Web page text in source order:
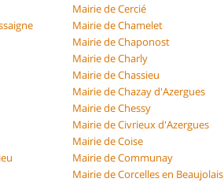
Mairie de Cercié
Mairie de Chamelet
Mairie de Chaponost
Mairie de Charly
Mairie de Chassieu
Mairie de Chazay d'Azergues
Mairie de Chessy
Mairie de Civrieux d'Azergues
Mairie de Coise
Mairie de Communay
Mairie de Corcelles en Beaujolais